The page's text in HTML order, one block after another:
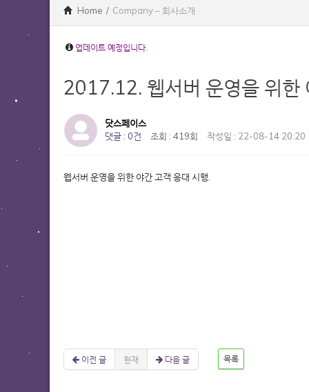
Home / Company – 회사소개
업데이트 예정입니다.
2017.12. 웹서버 운영을 위한
닷스페이스
댓글 : 0건
조회 : 419회 작성일 : 22-08-14 20:20
웹서버 운영을 위한 야간 고객 응대 시행.
이전 글 현재 다음 글 목록